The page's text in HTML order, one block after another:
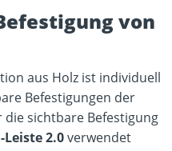
von
aus Holz ist individuell
Befestigungen der
die sichtbare Befestigung
Leiste 2.0verwendet